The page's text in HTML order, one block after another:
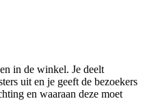
in de winkel. Je deelt
uit en je geeft de bezoekers
en waaraan deze moet